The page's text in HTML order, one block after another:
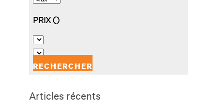
Articles récents